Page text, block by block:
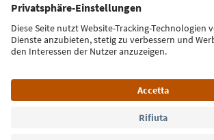
Iscriviti alla newsletter